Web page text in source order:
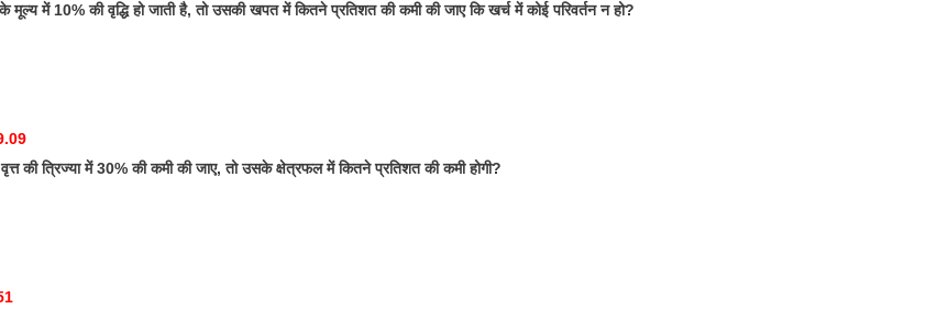
में 10% की वृद्धि हो जाती है, तो उसकी खपत में कितने प्रतिशत की कमी की जाए कि खर्च में कोई परिवर्तन न हो?
की त्रिज्या में 30% की कमी की जाए, तो उसके क्षेत्रफल में कितने प्रतिशत की कमी होगी?